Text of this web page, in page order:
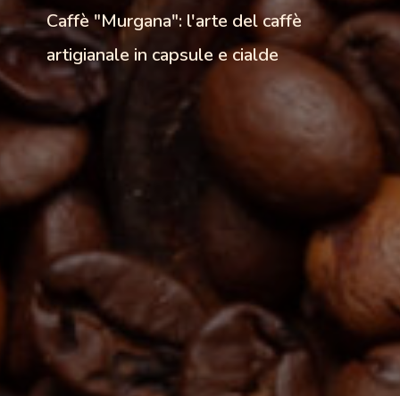
Caffè "Murgana": l'arte del caffè
artigianale in capsule e cialde